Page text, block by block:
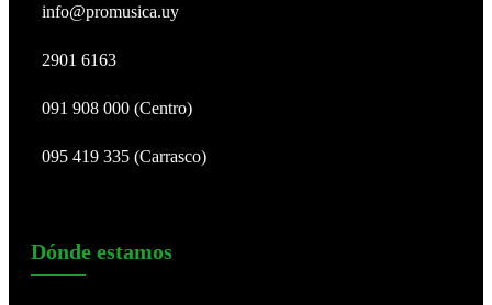
info@promusica.uy
2901 6163
091 908 000 (Centro)
095 419 335 (Carrasco)
Dónde estamos